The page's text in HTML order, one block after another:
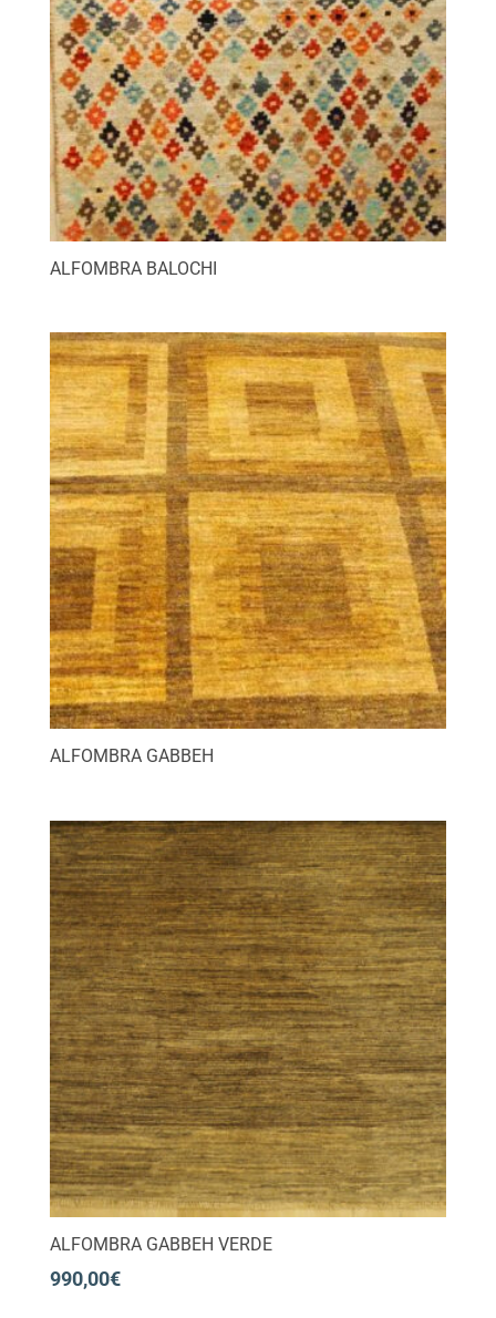
ALFOMBRA BALOCHI
ALFOMBRA GABBEH
ALFOMBRA GABBEH VERDE
990,00€